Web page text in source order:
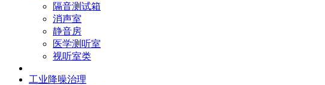
隔音测试箱
消声室
静音房
医学测听室
视听室类
工业降噪治理